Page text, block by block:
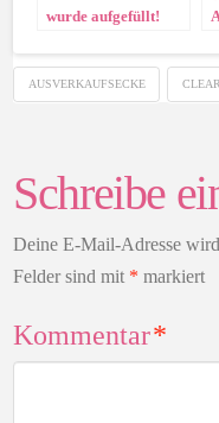
wurde aufgefüllt!
AUSVERKAUFSECKE
Schreibe
Deine E-Mail-Adresse
Felder sind mit * markiert
Kommentar*